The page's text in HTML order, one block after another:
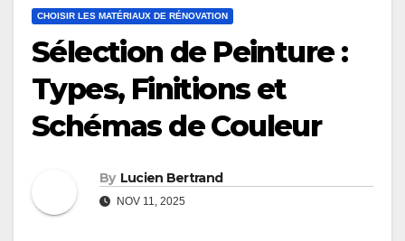
CHOISIR LES MATÉRIAUX DE RÉNOVATION
Sélection de Peinture :
Types, Finitions et
Schémas de Couleur
By Lucien Bertrand
NOV 11, 2025